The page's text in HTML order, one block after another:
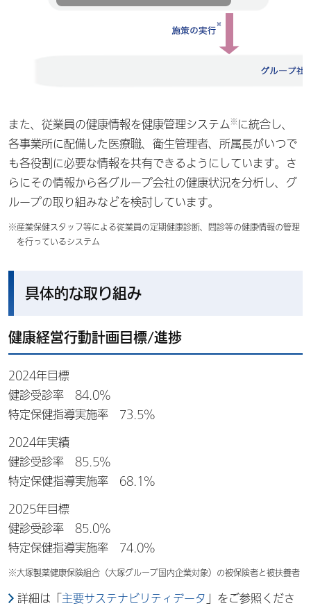
また、従業員の健康情報を健康管理システム※ に統合し、
各事業所に配備した医療職、衛生管理者、所属長がいつで
も各役割に必要な情報を共有できるようにしています。さ
らにその情報から各グループ会社の健康状況を分析し、グ
ループの取り組みなどを検討しています。
※産業保健スタッフ等による従業員の定期健康診断、問診等の健康情報の管理
を行っているシステム
具体的な取り組み
健康経営行動計画目標/進捗
2024年目標
健診受診率 84.0%
特定保健指導実施率 73.5%
2024年実績
健診受診率 85.5%
特定保健指導実施率 68.1%
2025年目標
健診受診率 85.0%
特定保健指導実施率 74.0%
※大塚製薬健康保険組合（大塚グループ国内企業対象）の被保険者と被扶養者
詳細は「主要サステナビリティデータ 」をご参照くださ